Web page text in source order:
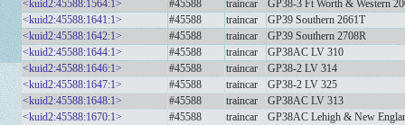
<kuid2:45588:1564:1>
#45588 traincar
GP38-3 Ft Worth & Western
<kuid2:45588:1641:1>
#45588 traincar
GP39 Southern 2661T
<kuid2:45588:1642:1>
#45588 traincar
GP39 Southern 2708R
<kuid2:45588:1644:1>
#45588 traincar
GP38AC LV 310
<kuid2:45588:1646:1>
#45588 traincar
GP38-2 LV 314
<kuid2:45588:1647:1>
#45588 traincar
GP38-2 LV 325
<kuid2:45588:1648:1>
#45588 traincar
GP38AC LV 313
<kuid2:45588:1670:1>
#45588 traincar
GP38AC Lehigh & New